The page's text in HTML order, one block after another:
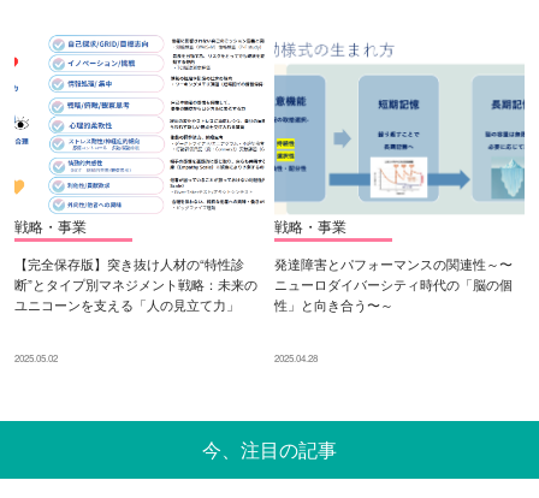
戦略・事業
【完全保存版】突き抜け人材の“特性診
断”とタイプ別マネジメント戦略：未来の
ユニコーンを支える「人の見立て力」
2025.05.02
戦略・事業
発達障害とパフォーマンスの関連性～〜
ニューロダイバーシティ時代の「脳の個
性」と向き合う〜～
2025.04.28
今、注目の記事